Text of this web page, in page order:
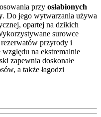
przy osłabionych
. Do jego wytwarzania używa
opartej na dzikich
surowce
przyrody i
na ekstremalnie
zapewnia doskonałe
a także łagodzi